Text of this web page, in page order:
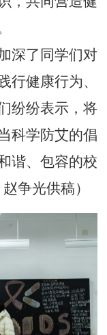
深了同学们对
行健康行为、
纷纷表示，将
科学防艾的倡
谐、包容的校
赵争光供稿）